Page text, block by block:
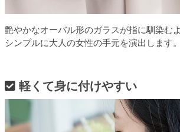
艶やかなオーバル形のガラスが指に馴染む
シンプルに大人の女性の手元を演出します。
軽くて身に付けやすい